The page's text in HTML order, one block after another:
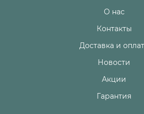
О нас
Контакты
Доставка и
Новости
Акции
Гарантия